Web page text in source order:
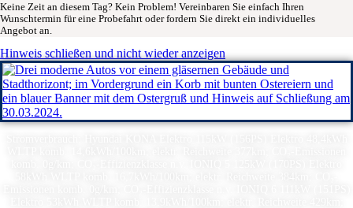
Keine Zeit an diesem Tag? Kein Problem! Vereinbaren Sie einfach Ihren
Wunschtermin für eine Probefahrt oder fordern Sie direkt ein individuelles
Angebot an.
Hinweis schließen und nicht wieder anzeigen